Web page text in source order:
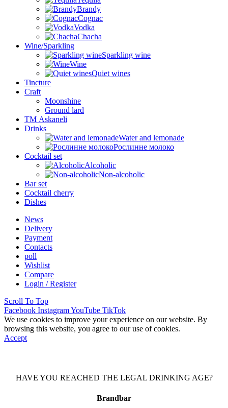
Brandy
Cognac
Vodka
Chacha
Wine/Sparkling
Sparkling wine
Wine
Quiet wines
Tincture
Craft
Moonshine
Ground lard
ТМ Askaneli
Drinks
Water and lemonade
Рослинне молоко
Cocktail set
Alcoholic
Non-alcoholic
Bar set
Cocktail cherry
Dishes
News
Delivery
Payment
Contacts
poll
Wishlist
Compare
Login / Register
Scroll To Top
Facebook InstagramYouTube TikTok
We use cookies to improve your experience on our website. By
browsing this website, you agree to our use of cookies.
Accept
HAVE YOU REACHED THE LEGAL DRINKING AGE?
Brandbar